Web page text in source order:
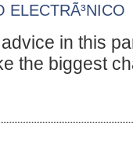
ELECTRÃ³NICO
in this
the biggest